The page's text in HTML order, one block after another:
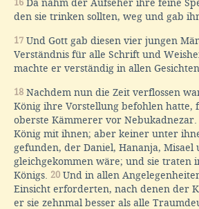
16 Da nahm der Aufseher ihre feine
den sie trinken sollten, weg und gab
17 Und Gott gab diesen vier jungen
Verständnis für alle Schrift und
machte er verständig in allen
18 Nachdem nun die Zeit verflossen
König ihre Vorstellung befohlen hatte,
oberste Kämmerer vor Nebukadnezar.
König mit ihnen; aber keiner unter
gefunden, der Daniel, Hananja, Misael
gleichgekommen wäre; und sie traten
Königs. 20 Und in allen
Einsicht erforderten, nach denen der
er sie zehnmal besser als alle